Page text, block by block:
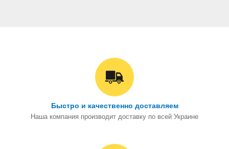
Быстро и качественно доставляем
Наша компания производит доставку по всей Украине